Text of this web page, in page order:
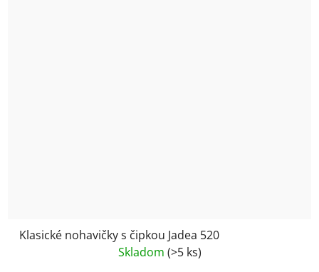
Klasické nohavičky s čipkou Jadea 520
Skladom (>5 ks)